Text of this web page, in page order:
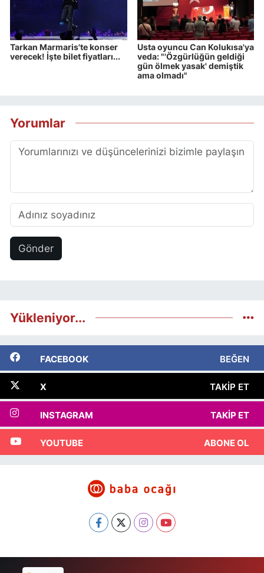
Tarkan Marmaris'te konser
verecek! İşte bilet fiyatları...
Usta oyuncu Can Kolukısa'ya
veda: "'Özgürlüğün geldiği
gün ölmek yasak' demiştik
ama olmadı"
Yorumlar
Gönder
Yükleniyor...
FACEBOOK BEĞEN
X TAKIP ET
INSTAGRAM TAKIP ET
YOUTUBE ABONE OL